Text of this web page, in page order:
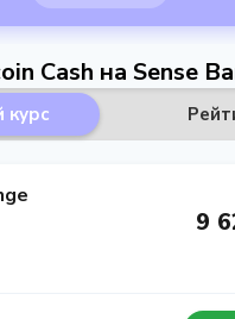
Cash на Sense
курс
9